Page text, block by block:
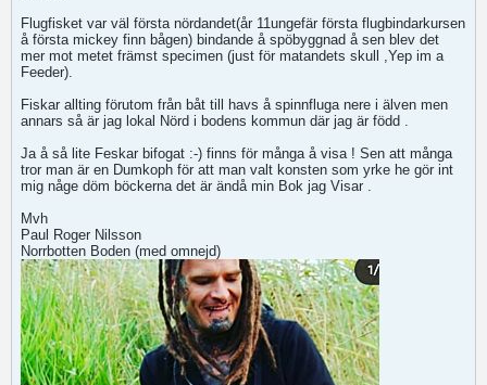
Flugfisket var väl första nördandet(år 11ungefär första flugbindarkursen
å första mickey finn bågen) bindande å spöbyggnad å sen blev det
mer mot metet främst specimen (just för matandets skull ,Yep im a
Feeder).
Fiskar allting förutom från båt till havs å spinnfluga nere i älven men
annars så är jag lokal Nörd i bodens kommun där jag är född .
Ja å så lite Feskar bifogat :-) finns för många å visa ! Sen att många
tror man är en Dumkoph för att man valt konsten som yrke he gör int
mig någe döm böckerna det är ändå min Bok jag Visar .
Mvh
Paul Roger Nilsson
Norrbotten Boden (med omnejd)